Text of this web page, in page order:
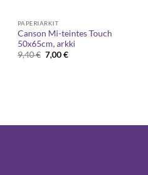
PAPERIARKIT
Canson Mi-teintes Touch
50x65cm, arkki
9,40€ Alkuperäinen
hinta
7,00€Nykyinen